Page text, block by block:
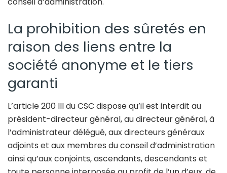
La prohibition des sûretés en
raison des liens entre la
société anonyme et le tiers
garanti
L’article 200 III du CSC dispose qu’il est interdit au
président-directeur général, au directeur général, à
l’administrateur délégué, aux directeurs généraux
adjoints et aux membres du conseil d’administration
ainsi qu’aux conjoints, ascendants, descendants et